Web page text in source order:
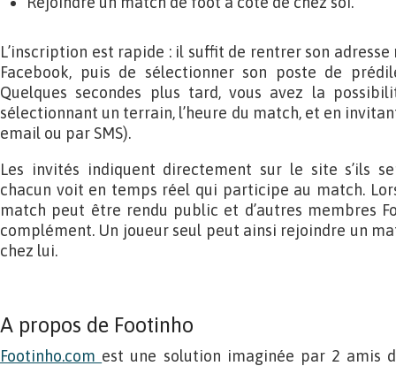
L’inscription est rapide : il suffit de rentrer son
Facebook, puis de sélectionner son poste de
Quelques secondes plus tard, vous avez la
sélectionnant un terrain, l’heure du match, et en
email ou par SMS).
Les invités indiquent directement sur le site s’ils
chacun voit en temps réel qui participe au match.
match peut être rendu public et d’autres membres
complément. Un joueur seul peut ainsi rejoindre un
chez lui.
A propos de Footinho
Footinho.com est une solution imaginée par 2 amis